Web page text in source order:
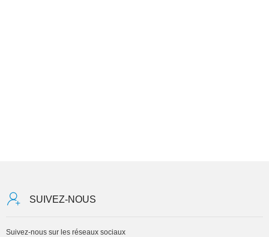
SUIVEZ-NOUS
Suivez-nous sur les réseaux sociaux